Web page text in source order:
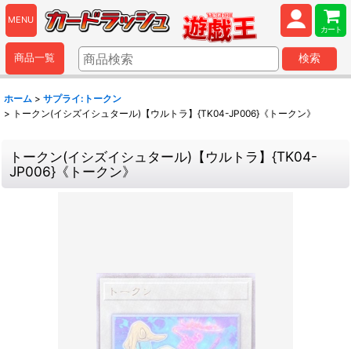
MENU
カート
商品一覧 検索
ホーム > サプライ:トークン
> トークン(イシズイシュタール)【ウルトラ】{TK04-JP006}《トークン》
トークン(イシズイシュタール)【ウルトラ】{TK04-
JP006}《トークン》